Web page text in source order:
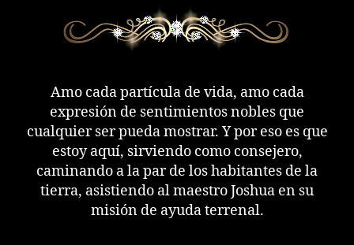
Amo cada partícula de vida, amo cada
expresión de sentimientos nobles que
cualquier ser pueda mostrar. Y por eso es que
estoy aquí, sirviendo como consejero,
caminando a la par de los habitantes de la
tierra, asistiendo al maestro Joshua en su
misión de ayuda terrenal.